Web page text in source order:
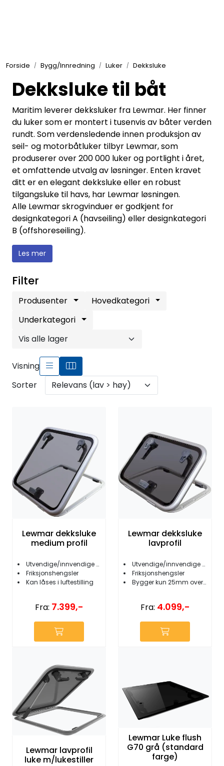
Forside Bygg/Innredning Luker Dekksluke
Dekksluke til båt
Maritim leverer dekksluker fra Lewmar. Her finner
du luker som er montert i tusenvis av båter verden
rundt. Som verdensledende innen produksjon av
seil- og motorbåtluker tilbyr Lewmar, som
produserer over 200 000 luker og portlight i året,
et omfattende utvalg av løsninger. Enten kravet
ditt er en elegant dekksluke eller en robust
tilgangsluke til havs, har Lewmar løsningen.
Alle Lewmar skrogvinduer er godkjent for
designkategori A (havseiling) eller designkategori
B (offshoreseiling).
Les mer
Filter
Produsenter
Hovedkategori
Underkategori
Visning
Sorter
Lewmar dekksluke
medium profil
Utvendige/innvendige håndtak
Friksjonshengsler
Kan låses i luftestilling
Fra: 7.399,-
Lewmar dekksluke
lavprofil
Utvendige/innvendige håndtak
Friksjonshengsler
Bygger kun 25mm over dekk
Fra: 4.099,-
Lewmar lavprofil
luke m/lukestiller
Lewmar Luke flush
G70 grå (standard
farge)
Elektrisk
Komfort
VVS
Motor/Styring
Fortøyning
Fritid/Sikkerhet
Båtpleie/Opplag
Seil
Kampanje